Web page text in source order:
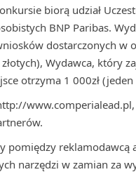
biorą udział
BNP Paribas.
dostarczonych
Wydawca, który
otrzyma 1 000zł (jeden
pomiędzy
narzędzi w zamian za